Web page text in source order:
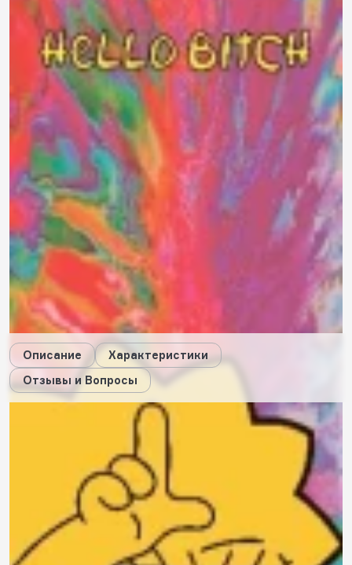
790 ₽
0.0
Задать
вопрос
30 будет начислено за покупку
Дарим стикеры!
Описание
Характеристики
Отзывы и Вопросы
Характеристики
0 Вопросы
Пока нет отзывов
Оставить свой отзыв